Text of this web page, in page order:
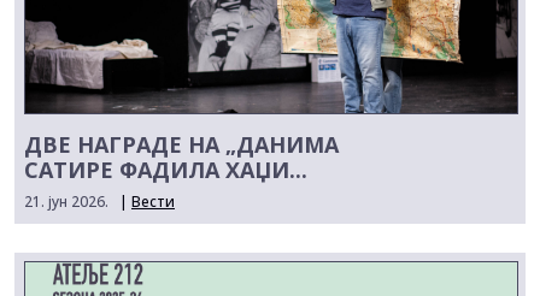
ДВЕ НАГРАДЕ НА „ДАНИМА
САТИРЕ ФАДИЛА ХАЏИ...
21. јун 2026. | Вести